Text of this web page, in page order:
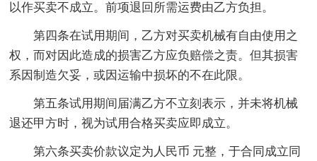
以作买卖不成立。前项退回所需运费由乙方负担。
第四条在试用期间，乙方对买卖机械有自由使用之
权，而对因此造成的损害乙方应负赔偿之责。但其损害
系因制造欠妥，或因运输中损坏的不在此限。
第五条试用期间届满乙方不立刻表示，并未将机械
退还甲方时，视为试用合格买卖应即成立。
第六条买卖价款议定为人民币 元整，于合同成立同